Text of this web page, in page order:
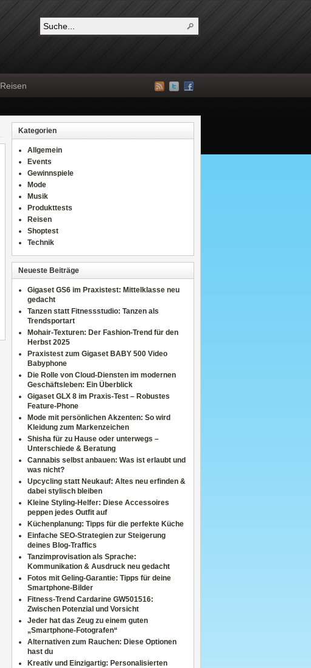
Reisen
Kategorien
Allgemein
Events
Gewinnspiele
Mode
Musik
Produkttests
Reisen
Shoptest
Technik
Neueste Beiträge
Gigaset GS6 im Praxistest: Mittelklasse neu
gedacht
Tanzen statt Fitnessstudio: Tanzen als
Trendsportart
Mohair-Texturen: Der Fashion-Trend für den
Herbst 2025
Praxistest zum Gigaset BABY 500 Video
Babyphone
Die Rolle von Cloud-Diensten im modernen
Geschäftsleben: Ein Überblick
Gigaset GLX 8 im Praxis-Test – Robustes
Feature-Phone
Mode mit persönlichen Akzenten: So wird
Kleidung zum Markenzeichen
Shisha für zu Hause oder unterwegs –
Unterschiede & Beratung
Cannabis selbst anbauen: Was ist erlaubt und
was nicht?
Upcycling statt Neukauf: Altes neu erfinden &
dabei stylisch bleiben
Kleine Styling-Helfer: Diese Accessoires
peppen jedes Outfit auf
Küchenplanung: Tipps für die perfekte Küche
Einfache SEO-Strategien zur Steigerung
deines Blog-Traffics
Tanzimprovisation als Sprache:
Kommunikation & Ausdruck neu gedacht
Fotos mit Geling-Garantie: Tipps für deine
Smartphone-Bilder
Fitness-Trend Cardarine GW501516:
Zwischen Potenzial und Vorsicht
Jeder hat das Zeug zu einem guten
„Smartphone-Fotografen“
Alternativen zum Rauchen: Diese Optionen
hast du
Kreativ und Einzigartig: Personalisierten